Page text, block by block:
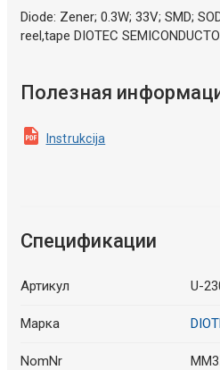
Diode: Zener; 0.3W; 33V; SMD;
reel,tape DIOTEC
Полезная
Instrukcija
Спецификации
Артикул U-
Марка
NomNr